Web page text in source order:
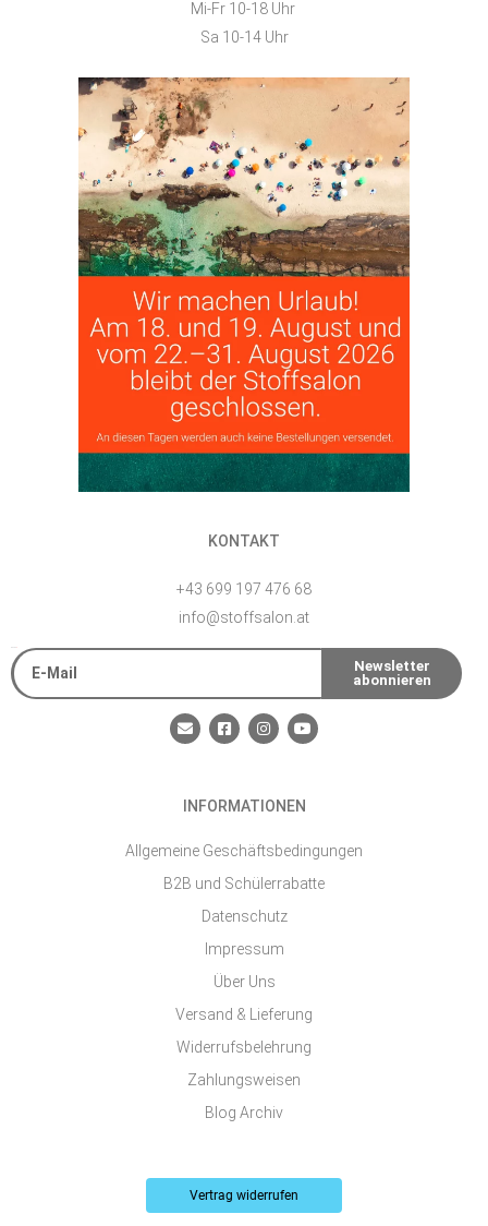
Mi-Fr 10-18 Uhr
Sa 10-14 Uhr
KONTAKT
+43 699 197 476 68
info@stoffsalon.at
Newsletter
abonnieren
E
n
o
F
a
o
-
q
a
r
I
n
g
m
Y
o
b
INFORMATIONEN
Allgemeine Geschäftsbedingungen
B2B und Schülerrabatte
Datenschutz
Impressum
Über Uns
Versand & Lieferung
Widerrufsbelehrung
Zahlungsweisen
Blog Archiv
Vertrag widerrufen